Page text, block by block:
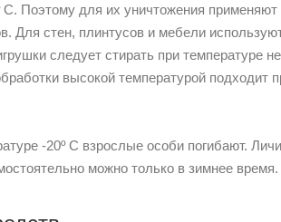
Поэтому для их уничтожения
Для стен, плинтусов и мебели
следует стирать при температуре
высокой температурой подходит
-20º C взрослые особи погибают.
можно только в зимнее время.